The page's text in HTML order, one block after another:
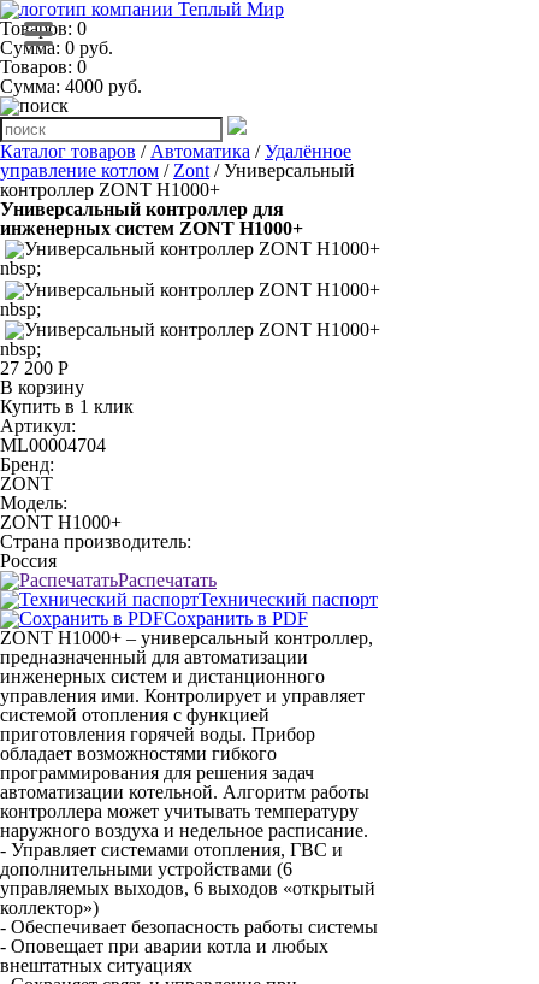
Товаров: 0
Сумма: 0 руб.
Товаров: 0
Сумма: 4000 руб.
Каталог товаров / Автоматика /Удалённое
управление котлом / Zont / Универсальный
контроллер ZONT H1000+
Универсальный контроллер для
инженерных систем ZONT H1000+
nbsp;
nbsp;
nbsp;
27 200 Р
В корзину
Купить в 1 клик
Артикул:
ML00004704
Бренд:
ZONT
Модель:
ZONT H1000+
Страна производитель:
Россия
Распечатать
Технический паспорт
Сохранить в PDF
ZONT Н1000+ – универсальный контроллер,
предназначенный для автоматизации
инженерных систем и дистанционного
управления ими. Контролирует и управляет
системой отопления с функцией
приготовления горячей воды. Прибор
обладает возможностями гибкого
программирования для решения задач
автоматизации котельной. Алгоритм работы
контроллера может учитывать температуру
наружного воздуха и недельное расписание.
- Управляет системами отопления, ГВС и
дополнительными устройствами (6
управляемых выходов, 6 выходов «открытый
коллектор»)
- Обеспечивает безопасность работы системы
- Оповещает при аварии котла и любых
внештатных ситуациях